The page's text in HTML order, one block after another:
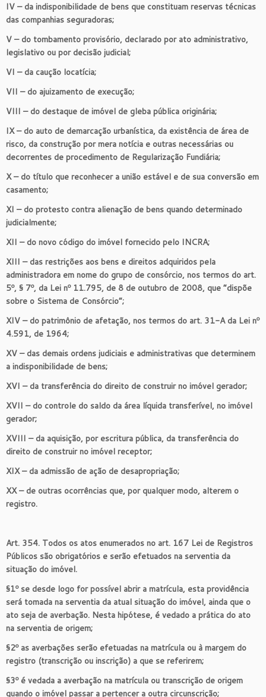
IV – da indisponibilidade de bens que constituam reservas técnicas
das companhias seguradoras;
V – do tombamento provisório, declarado por ato administrativo,
legislativo ou por decisão judicial;
VI – da caução locatícia;
VII – do ajuizamento de execução;
VIII – do destaque de imóvel de gleba pública originária;
IX – do auto de demarcação urbanística, da existência de área de
risco, da construção por mera notícia e outras necessárias ou
decorrentes de procedimento de Regularização Fundiária;
X – do título que reconhecer a união estável e de sua conversão em
casamento;
XI – do protesto contra alienação de bens quando determinado
judicialmente;
XII – do novo código do imóvel fornecido pelo INCRA;
XIII – das restrições aos bens e direitos adquiridos pela
administradora em nome do grupo de consórcio, nos termos do art.
5º, § 7º, da Lei nº 11.795, de 8 de outubro de 2008, que “dispõe
sobre o Sistema de Consórcio”;
XIV – do patrimônio de afetação, nos termos do art. 31-A da Lei nº
4.591, de 1964;
XV – das demais ordens judiciais e administrativas que determinem
a indisponibilidade de bens;
XVI – da transferência do direito de construir no imóvel gerador;
XVII – do controle do saldo da área líquida transferível, no imóvel
gerador;
XVIII – da aquisição, por escritura pública, da transferência do
direito de construir no imóvel receptor;
XIX – da admissão de ação de desapropriação;
XX – de outras ocorrências que, por qualquer modo, alterem o
registro.
Art. 354. Todos os atos enumerados no art. 167 Lei de Registros
Públicos são obrigatórios e serão efetuados na serventia da
situação do imóvel.
§1º se desde logo for possível abrir a matrícula, esta providência
será tomada na serventia da atual situação do imóvel, ainda que o
ato seja de averbação. Nesta hipótese, é vedado a prática do ato
na serventia de origem;
§2º as averbações serão efetuadas na matrícula ou à margem do
registro (transcrição ou inscrição) a que se referirem;
§3º é vedada a averbação na matrícula ou transcrição de origem
quando o imóvel passar a pertencer a outra circunscrição;